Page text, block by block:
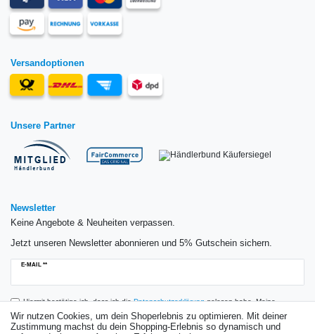
Versandoptionen
Unsere Partner
Newsletter
Keine Angebote & Neuheiten verpassen.
Jetzt unseren Newsletter abonnieren und 5% Gutschein sichern.
E-MAIL **
Newsletter
Hiermit bestätige ich, dass ich dieDaten­schutz­erklärunggelesen habe. Meine
Einwilligung kann ich jederzeit widerrufen.**
Wir nutzen Cookies, um dein Shoperlebnis zu optimieren. Mit deiner
Zustimmung machst du dein Shopping-Erlebnis so dynamisch und